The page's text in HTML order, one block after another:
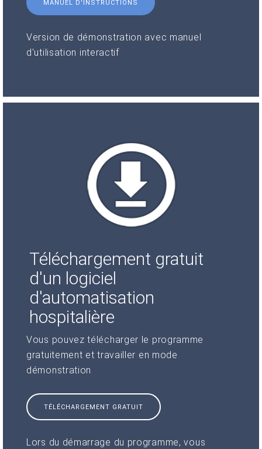
MANUEL D'INSTRUCTIONS
Version de démonstration avec manuel
d'utilisation interactif
Téléchargement gratuit
d'un logiciel
d'automatisation
hospitalière
Vous pouvez télécharger le programme
gratuitement et travailler en mode
démonstration
TÉLÉCHARGEMENT GRATUIT
Lors du démarrage du programme, vous